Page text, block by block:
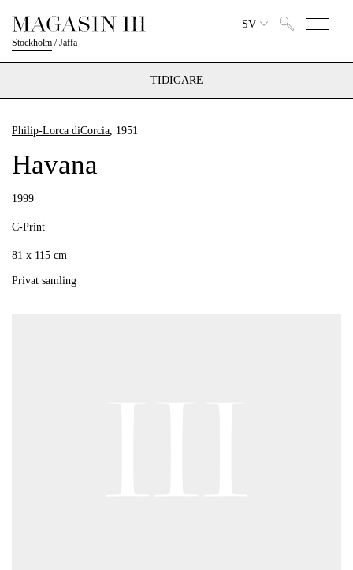
Stockholm /Jaffa
SV
TIDIGARE
Philip-Lorca diCorcia, 1951
Havana
1999
C-Print
81 x 115 cm
Privat samling